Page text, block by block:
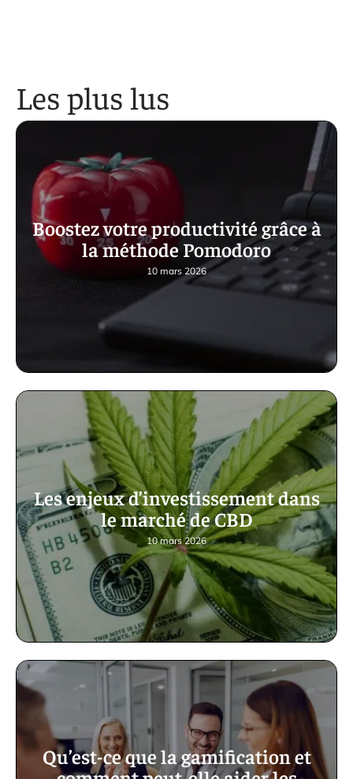
Les plus lus
Boostez votre productivité grâce à
la méthode Pomodoro
10 mars 2026
Les enjeux d’investissement dans
le marché de CBD
10 mars 2026
Qu’est-ce que la gamification et